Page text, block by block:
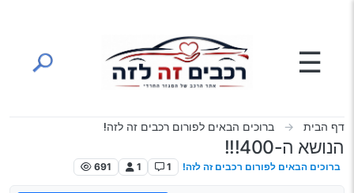
☰
דף הבית ברוכים הבאים לפורום רכבים זה לזה!
הנושא ה-400!!!
ברוכים הבאים לפורום רכבים זה לזה! 1
1
691